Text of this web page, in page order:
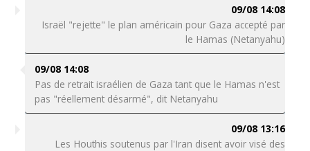
09/08 14:08
Israël "rejette" le plan américain pour Gaza accepté par
le Hamas (Netanyahu)
09/08 14:08
Pas de retrait israélien de Gaza tant que le Hamas n'est
pas "réellement désarmé", dit Netanyahu
09/08 13:16
Les Houthis soutenus par l'Iran disent avoir visé des